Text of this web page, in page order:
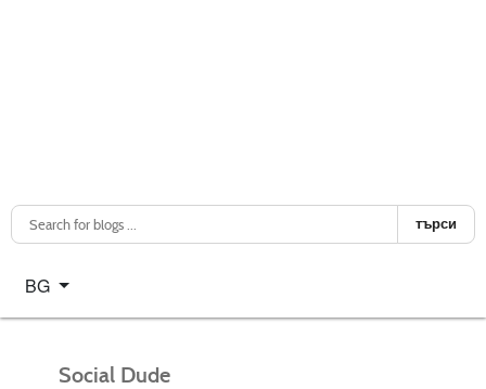
търси
Изберете език
BG
Social Dude